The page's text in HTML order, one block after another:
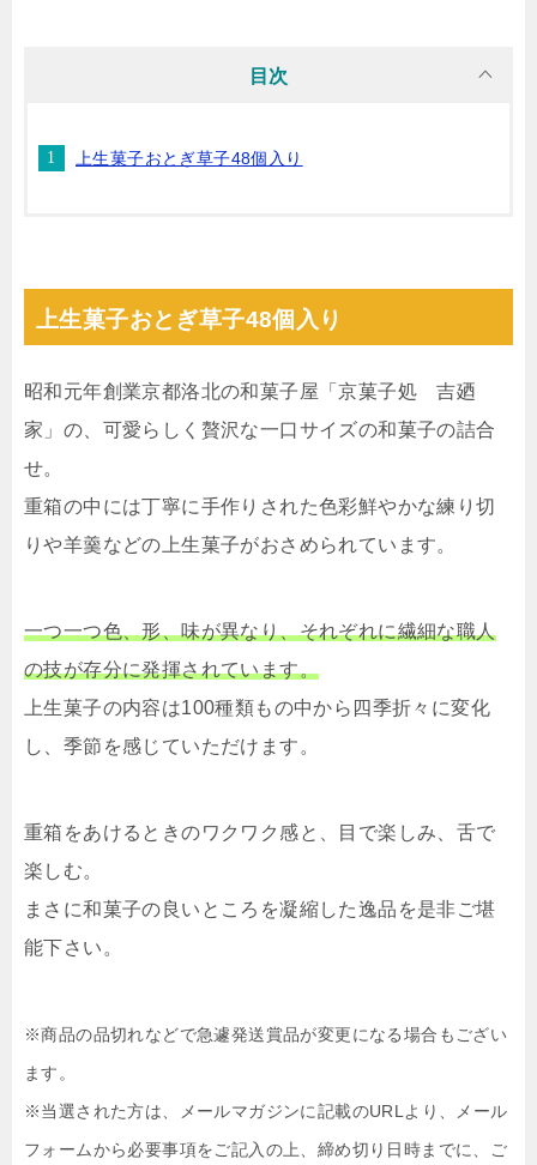
目次
上生菓子おとぎ草子48個入り
上生菓子おとぎ草子48個入り
昭和元年創業京都洛北の和菓子屋「京菓子処 吉廼
家」の、可愛らしく贅沢な一口サイズの和菓子の詰合
せ。
重箱の中には丁寧に手作りされた色彩鮮やかな練り切
りや羊羹などの上生菓子がおさめられています。
一つ一つ色、形、味が異なり、それぞれに繊細な職人
の技が存分に発揮されています。
上生菓子の内容は100種類もの中から四季折々に変化
し、季節を感じていただけます。
重箱をあけるときのワクワク感と、目で楽しみ、舌で
楽しむ。
まさに和菓子の良いところを凝縮した逸品を是非ご堪
能下さい。
※商品の品切れなどで急遽発送賞品が変更になる場合もござい
ます。
※当選された方は、メールマガジンに記載のURLより、メール
フォームから必要事項をご記入の上、締め切り日時までに、ご